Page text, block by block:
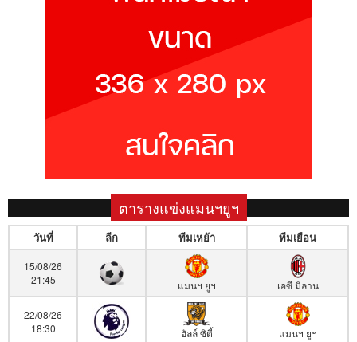
ตารางแข่งแมนฯยูฯ
วันที่ ลีก ทีมเหย้า ทีมเยือน
15/08/26
21:45
แมนฯ ยูฯ เอซี มิลาน
22/08/26
18:30
ฮัลล์ ซิตี้ แมนฯ ยูฯ